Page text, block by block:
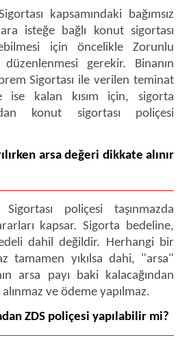
kapsamındaki bağımsız
isteğe bağlı konut sigortası
için öncelikle Zorunlu
düzenlenmesi gerekir. Binanın
Sigortası ile verilen teminat
ise kalan kısım için, sigorta
konut sigortası poliçesi
arsa değeri dikkate alınır
poliçesi taşınmazda
kapsar. Sigorta bedeline,
dahil değildir. Herhangi bir
tamamen yıkılsa dahi, "arsa"
arsa payı baki kalacağından
ve ödeme yapılmaz.
ZDS poliçesi yapılabilir mi?